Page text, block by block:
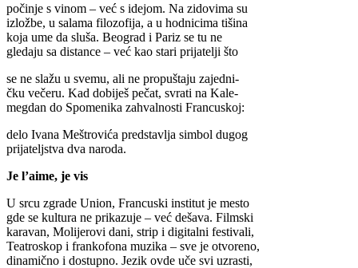
počinje s vinom – već s idejom. Na zidovima su
izložbe, u salama filozofija, a u hodnicima tišina
koja ume da sluša. Beograd i Pariz se tu ne
gledaju sa distance – već kao stari prijatelji što
se ne slažu u svemu, ali ne propuštaju zajedni-
čku večeru. Kad dobiješ pečat, svrati na Kale-
megdan do Spomenika zahvalnosti Francuskoj:
delo Ivana Meštrovića predstavlja simbol dugog
prijateljstva dva naroda.
Je l’aime, je vis
U srcu zgrade Union, Francuski institut je mesto
gde se kultura ne prikazuje – već dešava. Filmski
karavan, Molijerovi dani, strip i digitalni festivali,
Teatroskop i frankofona muzika – sve je otvoreno,
dinamično i dostupno. Jezik ovde uče svi uzrasti,